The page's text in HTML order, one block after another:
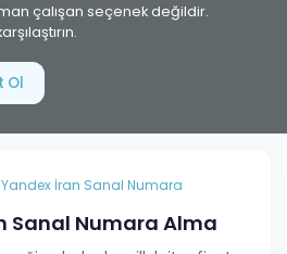
çalışan seçenek değildir.
Ol
Yandex İran Sanal Numara
Sanal Numara Alma